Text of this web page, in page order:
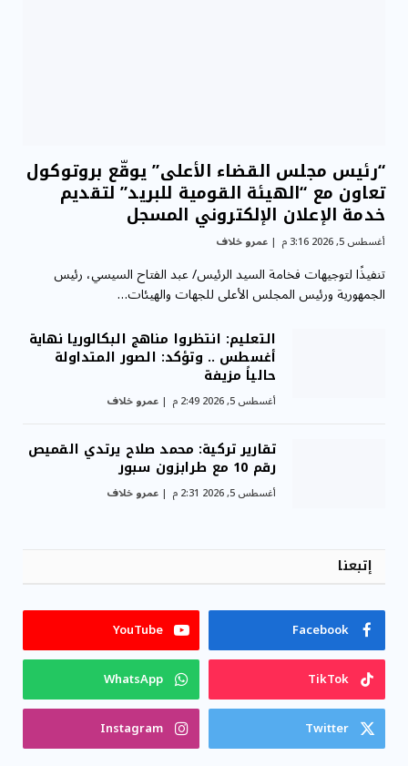
“رئيس مجلس القضاء الأعلى” يوقّع بروتوكول
تعاون مع “الهيئة القومية للبريد” لتقديم
خدمة الإعلان الإلكتروني المسجل
أغسطس 5, 2026 3:16 م عمرو خلاف
تنفيذًا لتوجيهات فخامة السيد الرئيس/ عبد الفتاح السيسي، رئيس
الجمهورية ورئيس المجلس الأعلى للجهات والهيئات…
التعليم: انتظروا مناهج البكالوريا نهاية
أغسطس .. وتؤكد: الصور المتداولة
حالياً مزيفة
أغسطس 5, 2026 2:49 م عمرو خلاف
تقارير تركية: محمد صلاح يرتدي القميص
رقم 10 مع طرابزون سبور
أغسطس 5, 2026 2:31 م عمرو خلاف
إتبعنا
Facebook
YouTube
TikTok
WhatsApp
Twitter
Instagram